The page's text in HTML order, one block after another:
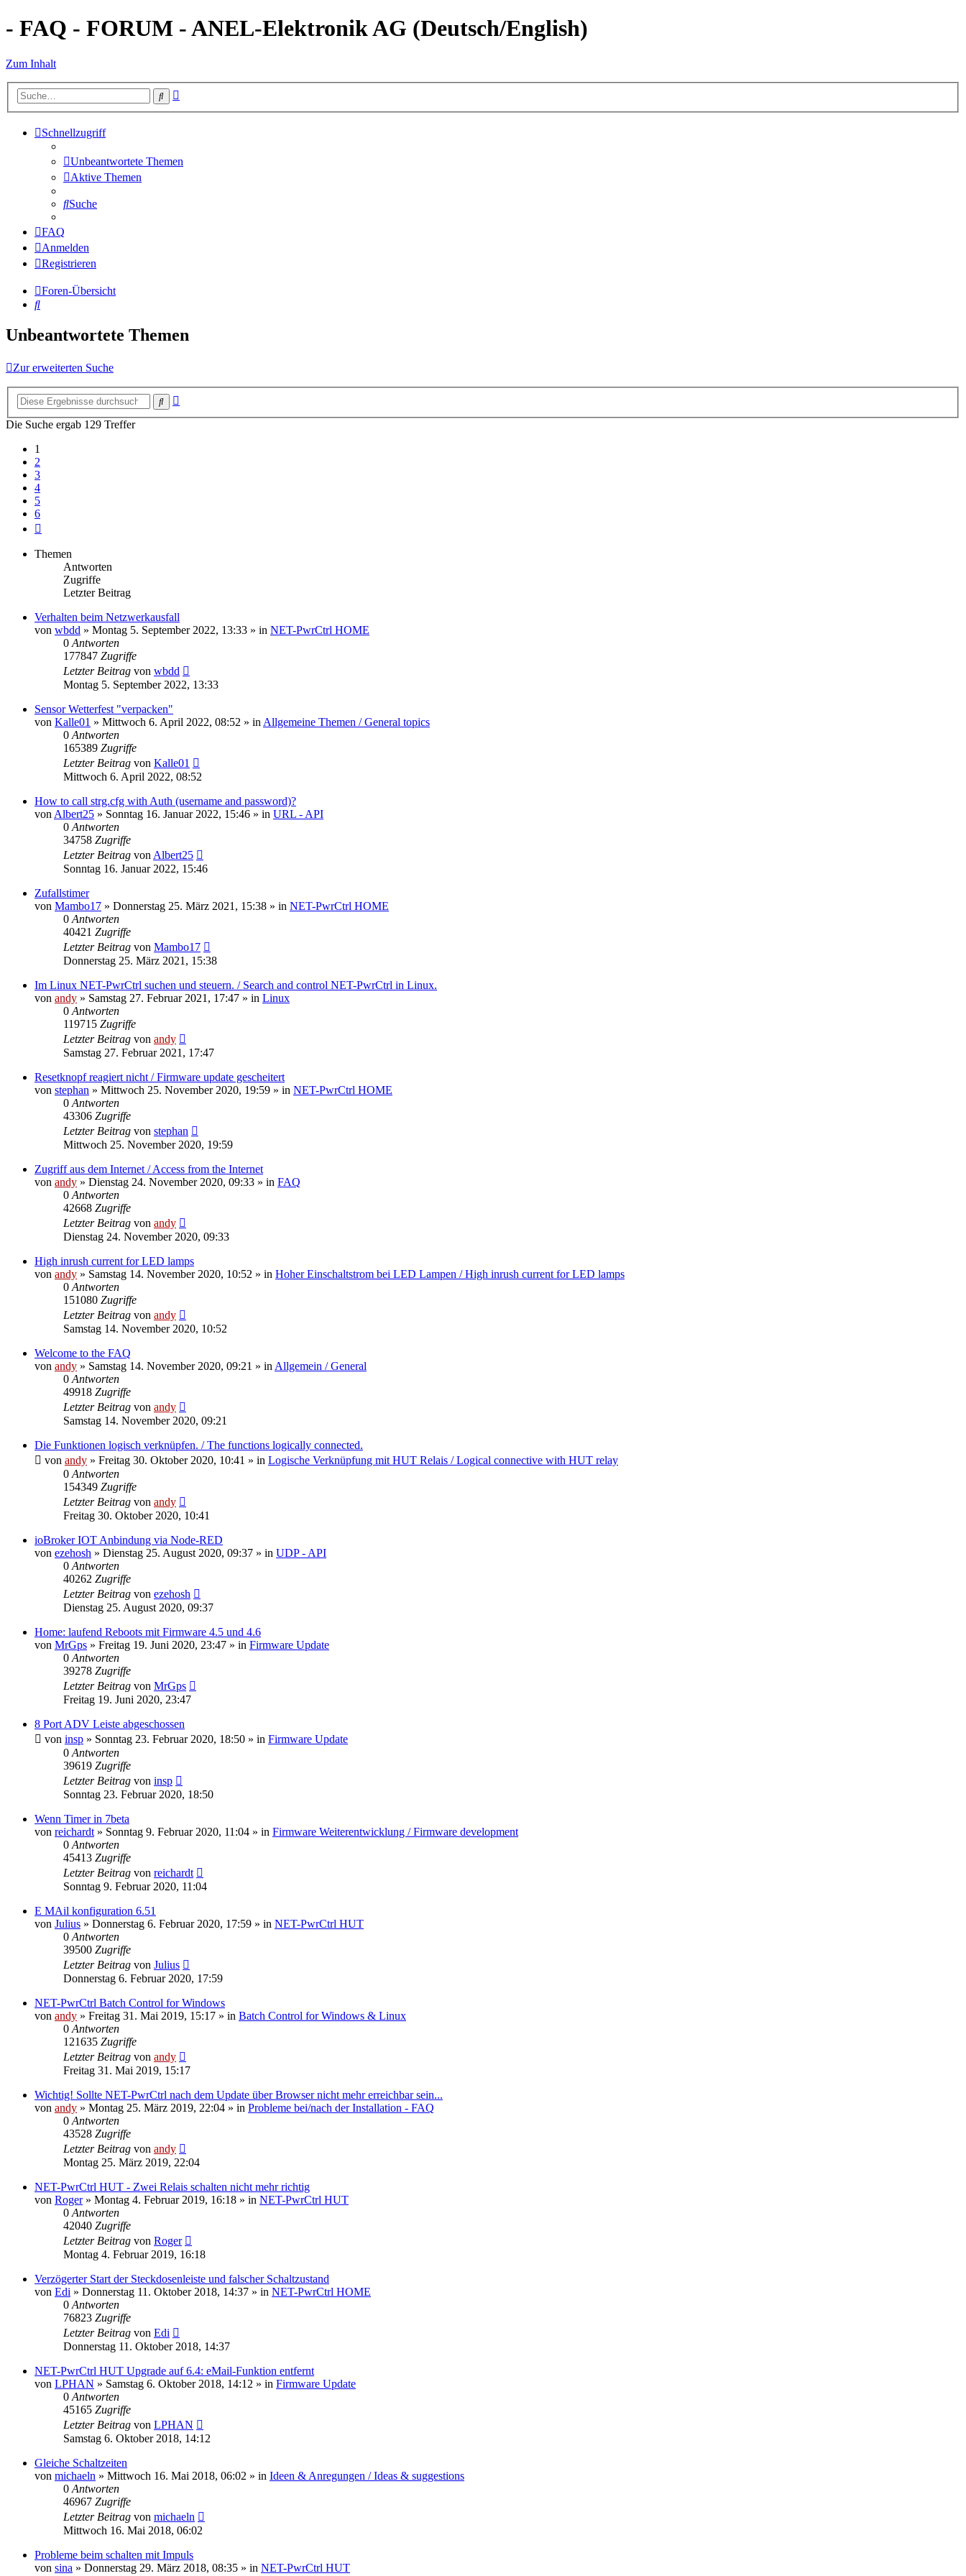
- FAQ - FORUM - ANEL-Elektronik AG (Deutsch/English)
Zum Inhalt
Suche
Schnellzugriff
Unbeantwortete Themen
Aktive Themen
Suche
FAQ
Anmelden
Registrieren
Foren-Übersicht
Suche
Unbeantwortete Themen
Zur erweiterten Suche
Suche
Die Suche ergab 129 Treffer
1
2
3
4
5
6
Themen
Antworten
Zugriffe
Letzter Beitrag
Verhalten beim Netzwerkausfall
von wbdd » Montag 5. September 2022, 13:33 » in NET-PwrCtrl HOME
0 Antworten
177847 Zugriffe
Letzter Beitrag von wbdd
Montag 5. September 2022, 13:33
Sensor Wetterfest "verpacken"
von Kalle01 » Mittwoch 6. April 2022, 08:52 » in Allgemeine Themen / General topics
0 Antworten
165389 Zugriffe
Letzter Beitrag von Kalle01
Mittwoch 6. April 2022, 08:52
How to call strg.cfg with Auth (username and password)?
von Albert25 » Sonntag 16. Januar 2022, 15:46 » in URL - API
0 Antworten
34758 Zugriffe
Letzter Beitrag von Albert25
Sonntag 16. Januar 2022, 15:46
Zufallstimer
von Mambo17 » Donnerstag 25. März 2021, 15:38 » in NET-PwrCtrl HOME
0 Antworten
40421 Zugriffe
Letzter Beitrag von Mambo17
Donnerstag 25. März 2021, 15:38
Im Linux NET-PwrCtrl suchen und steuern. / Search and control NET-PwrCtrl in Linux.
von andy » Samstag 27. Februar 2021, 17:47 » in Linux
0 Antworten
119715 Zugriffe
Letzter Beitrag von andy
Samstag 27. Februar 2021, 17:47
Resetknopf reagiert nicht / Firmware update gescheitert
von stephan » Mittwoch 25. November 2020, 19:59 » in NET-PwrCtrl HOME
0 Antworten
43306 Zugriffe
Letzter Beitrag von stephan
Mittwoch 25. November 2020, 19:59
Zugriff aus dem Internet / Access from the Internet
von andy » Dienstag 24. November 2020, 09:33 » in FAQ
0 Antworten
42668 Zugriffe
Letzter Beitrag von andy
Dienstag 24. November 2020, 09:33
High inrush current for LED lamps
von andy » Samstag 14. November 2020, 10:52 » in Hoher Einschaltstrom bei LED Lampen / High inrush current for LED lamps
0 Antworten
151080 Zugriffe
Letzter Beitrag von andy
Samstag 14. November 2020, 10:52
Welcome to the FAQ
von andy » Samstag 14. November 2020, 09:21 » in Allgemein / General
0 Antworten
49918 Zugriffe
Letzter Beitrag von andy
Samstag 14. November 2020, 09:21
Die Funktionen logisch verknüpfen. / The functions logically connected.
von andy » Freitag 30. Oktober 2020, 10:41 » in Logische Verknüpfung mit HUT Relais / Logical connective with HUT relay
0 Antworten
154349 Zugriffe
Letzter Beitrag von andy
Freitag 30. Oktober 2020, 10:41
ioBroker IOT Anbindung via Node-RED
von ezehosh » Dienstag 25. August 2020, 09:37 » in UDP - API
0 Antworten
40262 Zugriffe
Letzter Beitrag von ezehosh
Dienstag 25. August 2020, 09:37
Home: laufend Reboots mit Firmware 4.5 und 4.6
von MrGps » Freitag 19. Juni 2020, 23:47 » in Firmware Update
0 Antworten
39278 Zugriffe
Letzter Beitrag von MrGps
Freitag 19. Juni 2020, 23:47
8 Port ADV Leiste abgeschossen
von insp » Sonntag 23. Februar 2020, 18:50 » in Firmware Update
0 Antworten
39619 Zugriffe
Letzter Beitrag von insp
Sonntag 23. Februar 2020, 18:50
Wenn Timer in 7beta
von reichardt » Sonntag 9. Februar 2020, 11:04 » in Firmware Weiterentwicklung / Firmware development
0 Antworten
45413 Zugriffe
Letzter Beitrag von reichardt
Sonntag 9. Februar 2020, 11:04
E MAil konfiguration 6.51
von Julius » Donnerstag 6. Februar 2020, 17:59 » in NET-PwrCtrl HUT
0 Antworten
39500 Zugriffe
Letzter Beitrag von Julius
Donnerstag 6. Februar 2020, 17:59
NET-PwrCtrl Batch Control for Windows
von andy » Freitag 31. Mai 2019, 15:17 » in Batch Control for Windows & Linux
0 Antworten
121635 Zugriffe
Letzter Beitrag von andy
Freitag 31. Mai 2019, 15:17
Wichtig! Sollte NET-PwrCtrl nach dem Update über Browser nicht mehr erreichbar sein...
von andy » Montag 25. März 2019, 22:04 » in Probleme bei/nach der Installation - FAQ
0 Antworten
43528 Zugriffe
Letzter Beitrag von andy
Montag 25. März 2019, 22:04
NET-PwrCtrl HUT - Zwei Relais schalten nicht mehr richtig
von Roger» Montag 4. Februar 2019, 16:18 » in NET-PwrCtrl HUT
0 Antworten
42040 Zugriffe
Letzter Beitrag von Roger
Montag 4. Februar 2019, 16:18
Verzögerter Start der Steckdosenleiste und falscher Schaltzustand
von Edi » Donnerstag 11. Oktober 2018, 14:37 » in NET-PwrCtrl HOME
0 Antworten
76823 Zugriffe
Letzter Beitrag von Edi
Donnerstag 11. Oktober 2018, 14:37
NET-PwrCtrl HUT Upgrade auf 6.4: eMail-Funktion entfernt
von LPHAN » Samstag 6. Oktober 2018, 14:12 » in Firmware Update
0 Antworten
45165 Zugriffe
Letzter Beitrag von LPHAN
Samstag 6. Oktober 2018, 14:12
Gleiche Schaltzeiten
von michaeln » Mittwoch 16. Mai 2018, 06:02 » in Ideen & Anregungen / Ideas & suggestions
0 Antworten
46967 Zugriffe
Letzter Beitrag von michaeln
Mittwoch 16. Mai 2018, 06:02
Probleme beim schalten mit Impuls
von sina » Donnerstag 29. März 2018, 08:35 » in NET-PwrCtrl HUT